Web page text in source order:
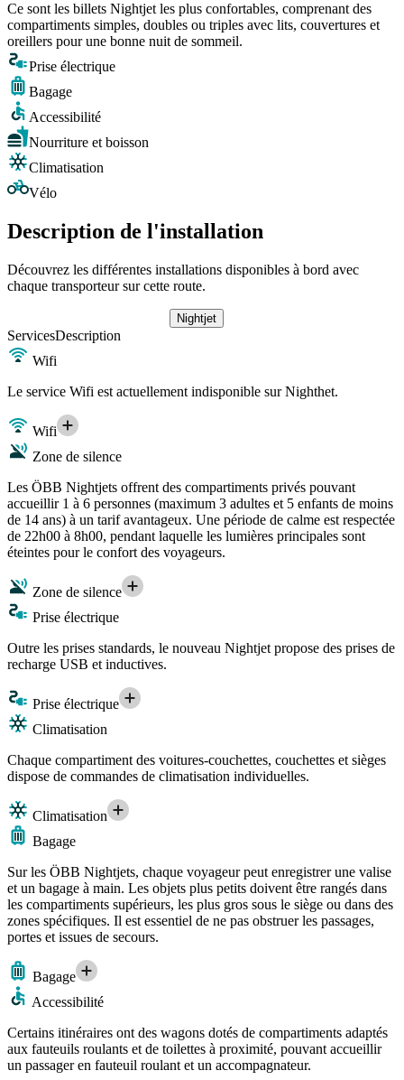
Ce sont les billets Nightjet les plus confortables, comprenant des
compartiments simples, doubles ou triples avec lits, couvertures et
oreillers pour une bonne nuit de sommeil.
Prise électrique
Bagage
Accessibilité
Nourriture et boisson
Climatisation
Vélo
Description de l'installation
Découvrez les différentes installations disponibles à bord avec
chaque transporteur sur cette route.
Nightjet
ServicesDescription
Wifi
Le service Wifi est actuellement indisponible sur Nighthet.
Wifi
Zone de silence
Les ÖBB Nightjets offrent des compartiments privés pouvant
accueillir 1 à 6 personnes (maximum 3 adultes et 5 enfants de moins
de 14 ans) à un tarif avantageux. Une période de calme est respectée
de 22h00 à 8h00, pendant laquelle les lumières principales sont
éteintes pour le confort des voyageurs.
Zone de silence
Prise électrique
Outre les prises standards, le nouveau Nightjet propose des prises de
recharge USB et inductives.
Prise électrique
Climatisation
Chaque compartiment des voitures-couchettes, couchettes et sièges
dispose de commandes de climatisation individuelles.
Climatisation
Bagage
Sur les ÖBB Nightjets, chaque voyageur peut enregistrer une valise
et un bagage à main. Les objets plus petits doivent être rangés dans
les compartiments supérieurs, les plus gros sous le siège ou dans des
zones spécifiques. Il est essentiel de ne pas obstruer les passages,
portes et issues de secours.
Bagage
Accessibilité
Certains itinéraires ont des wagons dotés de compartiments adaptés
aux fauteuils roulants et de toilettes à proximité, pouvant accueillir
un passager en fauteuil roulant et un accompagnateur.